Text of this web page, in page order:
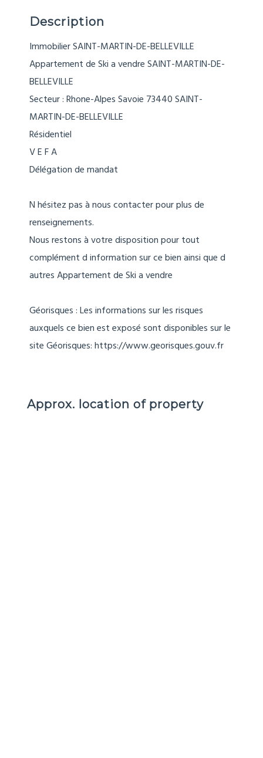
Description
Immobilier SAINT-MARTIN-DE-BELLEVILLE
Appartement de Ski a vendre SAINT-MARTIN-DE-
BELLEVILLE
Secteur : Rhone-Alpes Savoie 73440 SAINT-
MARTIN-DE-BELLEVILLE
Résidentiel
V E F A
Délégation de mandat
N hésitez pas à nous contacter pour plus de
renseignements.
Nous restons à votre disposition pour tout
complément d information sur ce bien ainsi que d
autres Appartement de Ski a vendre
Géorisques : Les informations sur les risques
auxquels ce bien est exposé sont disponibles sur le
site Géorisques: https://www.georisques.gouv.fr
Approx. location of property